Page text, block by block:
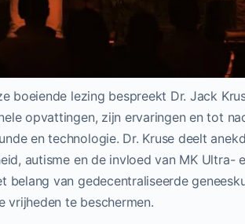
boeiende lezing bespreekt Dr. Jack
opvattingen, zijn ervaringen en tot
en technologie. Dr. Kruse deelt
autisme en de invloed van MK Ultra-
belang van gedecentraliseerde
vrijheden te beschermen.